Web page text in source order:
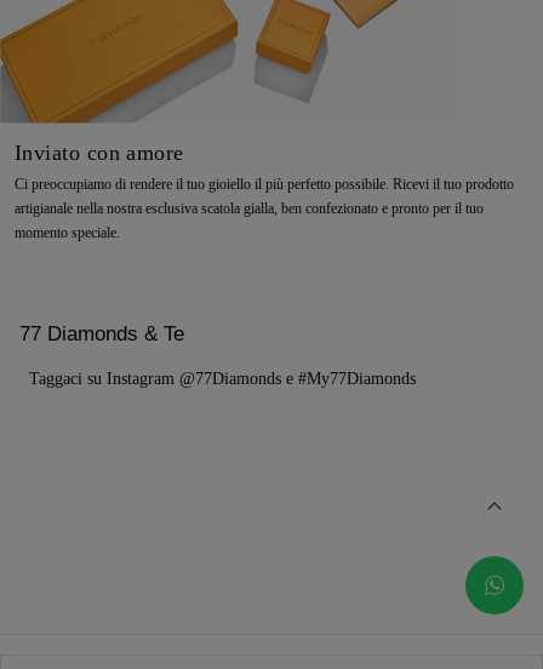
Inviato con amore
Ci preoccupiamo di rendere il tuo gioiello il più perfetto possibile. Ricevi il tuo prodotto
artigianale nella nostra esclusiva scatola gialla, ben confezionato e pronto per il tuo
momento speciale.
77 Diamonds & Te
Taggaci su Instagram @77Diamonds e #My77Diamonds